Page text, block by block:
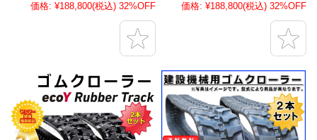
価格: ¥188,800(税込) 32%OFF 価格: ¥188,800(税込) 32%OFF